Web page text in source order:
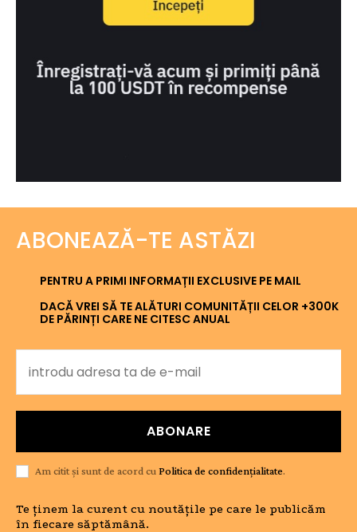
ABONEAZĂ-TE ASTĂZI
PENTRU A PRIMI INFORMAȚII EXCLUSIVE PE MAIL
DACĂ VREI SĂ TE ALĂTURI COMUNITĂȚII CELOR +300K
DE PĂRINȚI CARE NE CITESC ANUAL
ABONARE
Am citit și sunt de acord cu Politica de confidențialitate.
Te ținem la curent cu noutățile pe care le publicăm
în fiecare săptămână.